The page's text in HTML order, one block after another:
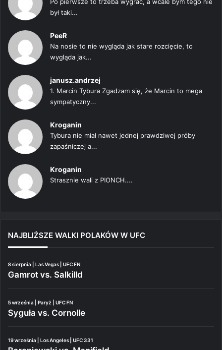
Po pierwsze to trzeba wygrać, a wcale bym tego nie
był taki...
PeeR
Na nosie to nie wygląda jak stare rozcięcie, to
wygląda jak...
janusz.andrzej
1. Marcin Tybura Zgadzam się, że Marcin to mega
sympatyczny...
Kroganin
Tybura nie miał nawet jednej prawdziwej próby
zapaśniczej a...
Kroganin
Strasznie wali z PIONCH....
NAJBLIŻSZE WALKI POLAKÓW W UFC
8 sierpnia | Las Vegas | UFC FN
Gamrot vs. Salkilld
5 września | Paryż | UFC FN
Syguła vs. Cornolle
19 września | Los Angeles | UFC 331